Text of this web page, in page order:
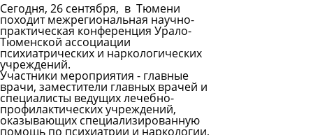
Сегодня, 26 сентября, в Тюмени
походит межрегиональная научно-
практическая конференция Урало-
Тюменской ассоциации
психиатрических и наркологических
учреждений.
Участники мероприятия - главные
врачи, заместители главных врачей и
специалисты ведущих лечебно-
профилактических учреждений,
оказывающих специализированную
помощь по психиатрии и наркологии,